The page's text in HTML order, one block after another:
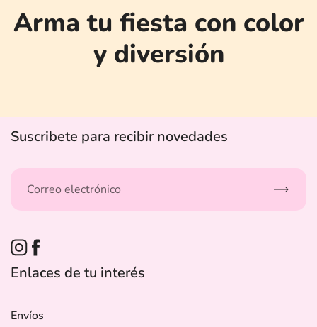
Arma tu fiesta con color
y diversión
Suscribete para recibir novedades
Instagram
Enlaces de tu interés
Envíos